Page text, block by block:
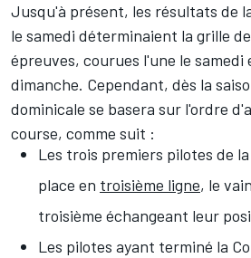
Jusqu'à présent, les résultats de
le samedi déterminaient la grille
épreuves, courues l'une le samedi
dimanche. Cependant, dès la
dominicale se basera sur l'ordre
course, comme suit :
Les trois premiers pilotes de
place en troisième ligne, le
troisième échangeant leur
Les pilotes ayant terminé la